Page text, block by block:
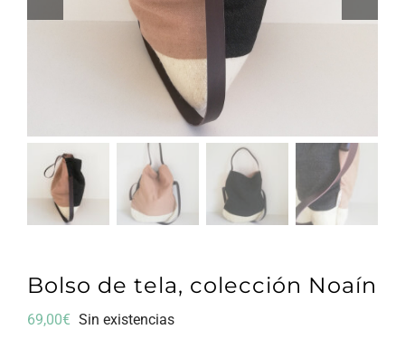
Bolso de tela, colección Noaín
69,00€ Sin existencias